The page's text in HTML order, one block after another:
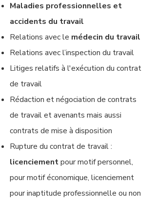
Maladies professionnelles et
accidents du travail
Relations avec le médecin du travail
Relations avec l’inspection du travail
Litiges relatifs à l'exécution du contrat
de travail
Rédaction et négociation de contrats
de travail et avenants mais aussi
contrats de mise à disposition
Rupture du contrat de travail :
licenciementpour motif personnel,
pour motif économique, licenciement
pour inaptitude professionnelle ou non